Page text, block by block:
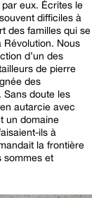
eux. Écrites le
difficiles à
des familles qui se
Révolution. Nous
d’un des
de pierre
des
Sans doute les
autarcie avec
un domaine
ils à
la frontière
sommes et